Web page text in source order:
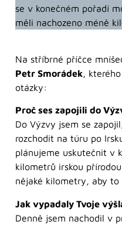
se v konečném pořadí
měli nachozeno méně
Na stříbrné příčce
Petr Smorádek,
otázky:
Proč ses zapojili do
Do Výzvy jsem se
rozchodit na túru po
plánujeme uskutečnit v
kilometrů irskou
nějaké kilometry, aby to
Jak vypadaly Tvoje
Denně jsem nachodil v